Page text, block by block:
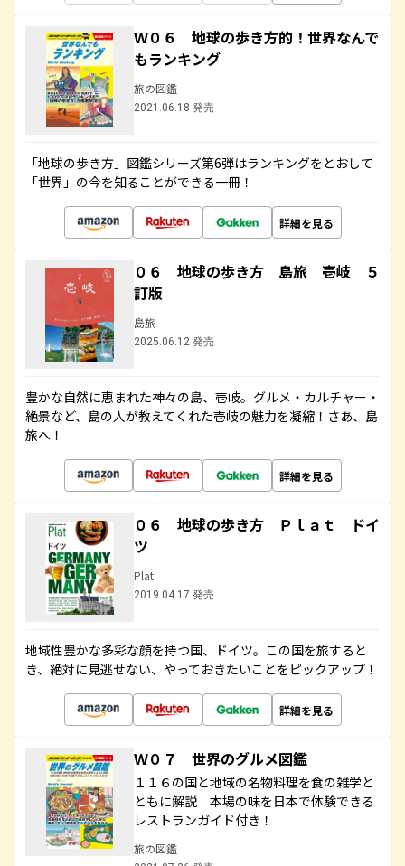
Ｗ０６ 地球の歩き方的！世界なんで
もランキング
旅の図鑑
2021.06.18 発売
「地球の歩き方」図鑑シリーズ第6弾はランキングをとおして
「世界」の今を知ることができる一冊！
詳細を見る
０６ 地球の歩き方 島旅 壱岐 ５
訂版
島旅
2025.06.12 発売
豊かな自然に恵まれた神々の島、壱岐。グルメ・カルチャー・
絶景など、島の人が教えてくれた壱岐の魅力を凝縮！さあ、島
旅へ！
詳細を見る
０６ 地球の歩き方 Ｐｌａｔ ドイ
ツ
Plat
2019.04.17 発売
地域性豊かな多彩な顔を持つ国、ドイツ。この国を旅すると
き、絶対に見逃せない、やっておきたいことをピックアップ！
詳細を見る
Ｗ０７ 世界のグルメ図鑑
１１６の国と地域の名物料理を食の雑学と
ともに解説 本場の味を日本で体験できる
レストランガイド付き！
旅の図鑑